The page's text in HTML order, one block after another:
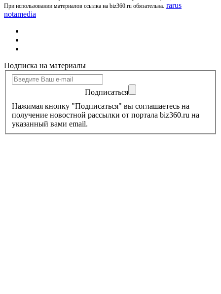
При использовании материалов ссылка на biz360.ru обязательна. rarus
notamedia
Подписка на материалы
Подписаться
Нажимая кнопку "Подписаться" вы соглашаетесь на
получение новостной рассылки от портала biz360.ru на
указанный вами email.